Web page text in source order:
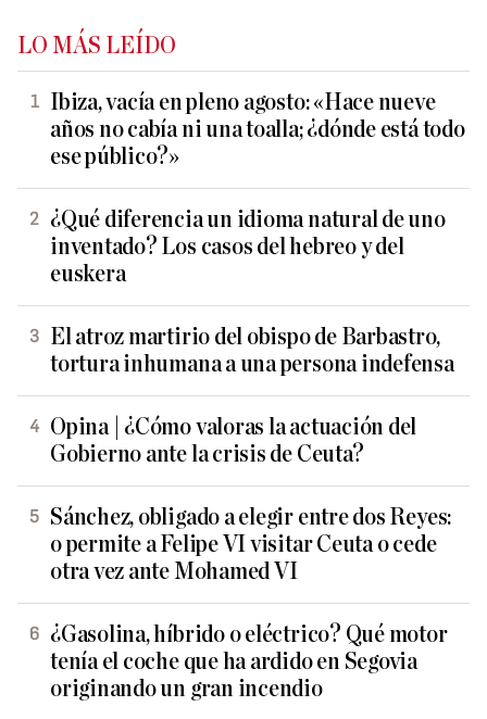
LO MÁS LEÍDO
Ibiza, vacía en pleno agosto: «Hace nueve
años no cabía ni una toalla; ¿dónde está todo
ese público?»
¿Qué diferencia un idioma natural de uno
inventado? Los casos del hebreo y del
euskera
El atroz martirio del obispo de Barbastro,
tortura inhumana a una persona indefensa
Opina | ¿Cómo valoras la actuación del
Gobierno ante la crisis de Ceuta?
Sánchez, obligado a elegir entre dos Reyes:
o permite a Felipe VI visitar Ceuta o cede
otra vez ante Mohamed VI
¿Gasolina, híbrido o eléctrico? Qué motor
tenía el coche que ha ardido en Segovia
originando un gran incendio